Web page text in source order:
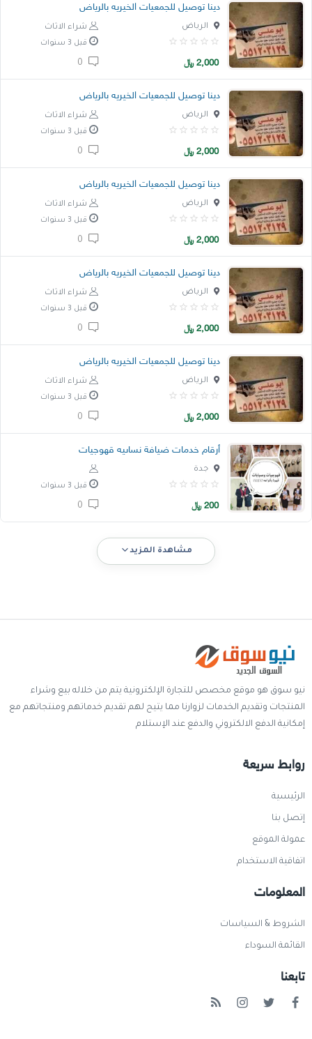
دينا توصيل للجمعيات الخيريه بالرياض
شراء الاثاث الرياض
قبل 3 سنوات
2,000 ﷼
دينا توصيل للجمعيات الخيريه بالرياض
شراء الاثاث الرياض
قبل 3 سنوات
2,000 ﷼
دينا توصيل للجمعيات الخيريه بالرياض
شراء الاثاث الرياض
قبل 3 سنوات
2,000 ﷼
دينا توصيل للجمعيات الخيريه بالرياض
شراء الاثاث الرياض
قبل 3 سنوات
2,000 ﷼
دينا توصيل للجمعيات الخيريه بالرياض
شراء الاثاث الرياض
قبل 3 سنوات
2,000 ﷼
أرقام خدمات ضيافة نساىيه قهوجيات
جدة
قبل 3 سنوات
200 ﷼
مشاهدة المزيد
نيو سوق هو موقع مخصص للتجارة الإلكترونية يتم من خلاله بيع وشراء
المنتجات وتقديم الخدمات لزوارنا مما يتيح لهم تقديم خدماتهم ومنتجاتهم مع
إمكانية الدفع الالكتروني والدفع عند الإستلام
روابط سريعة
الرئيسية
إتصل بنا
عمولة الموقع
اتفاقية الاستخدام
المعلومات
الشروط & السياسات
القائمة السوداء
تابعنا